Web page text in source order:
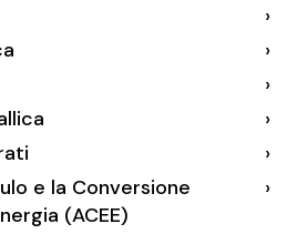
e la Conversione
(ACEE)